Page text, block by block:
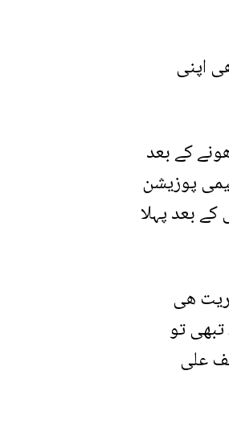
اپنی
کے بعد
پوزیشن
بعد پہلا
ھی
تو
علی